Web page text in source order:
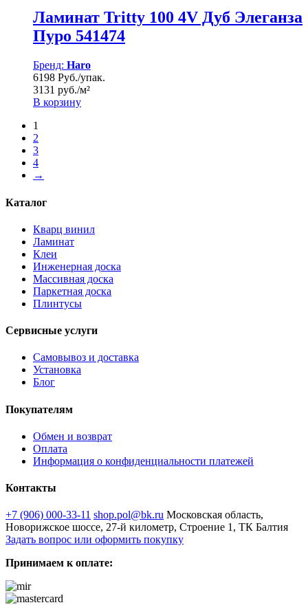
Ламинат Tritty 100 4V Дуб Элеганза
Пуро 541474
Бренд: Haro
6198 Руб./упак.
3131 руб./м²
В корзину
1
2
3
4
→
Каталог
Кварц винил
Ламинат
Клеи
Инженерная доска
Массивная доска
Паркетная доска
Плинтусы
Сервисные услуги
Самовывоз и доставка
Установка
Блог
Покупателям
Обмен и возврат
Оплата
Информация о конфиденциальности платежей
Контакты
+7 (906) 000-33-11 shop.pol@bk.ru Московская область,
Новорижское шоссе, 27-й километр, Строение 1, ТК Балтия
Задать вопрос или оформить покупку
Принимаем к оплате: